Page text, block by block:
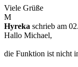
Viele Grüße
M
Hyreka schrieb am
Hallo Michael,
die Funktion ist nicht